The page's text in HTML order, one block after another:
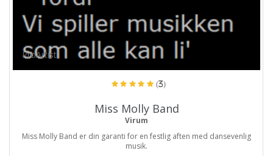
ProArtist
(3)
Miss Molly Band
Virum
Miss Molly Band er din garanti for en festlig aften med dansevenlig
musik.